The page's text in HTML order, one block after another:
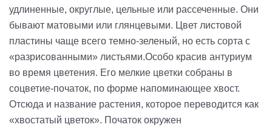
удлиненные, округлые, цельные или рассеченные. Они
бывают матовыми или глянцевыми. Цвет листовой
пластины чаще всего темно-зеленый, но есть сорта с
«разрисованными» листьями.Особо красив антуриум
во время цветения. Его мелкие цветки собраны в
соцветие-початок, по форме напоминающее хвост.
Отсюда и название растения, которое переводится как
«хвостатый цветок». Початок окружен